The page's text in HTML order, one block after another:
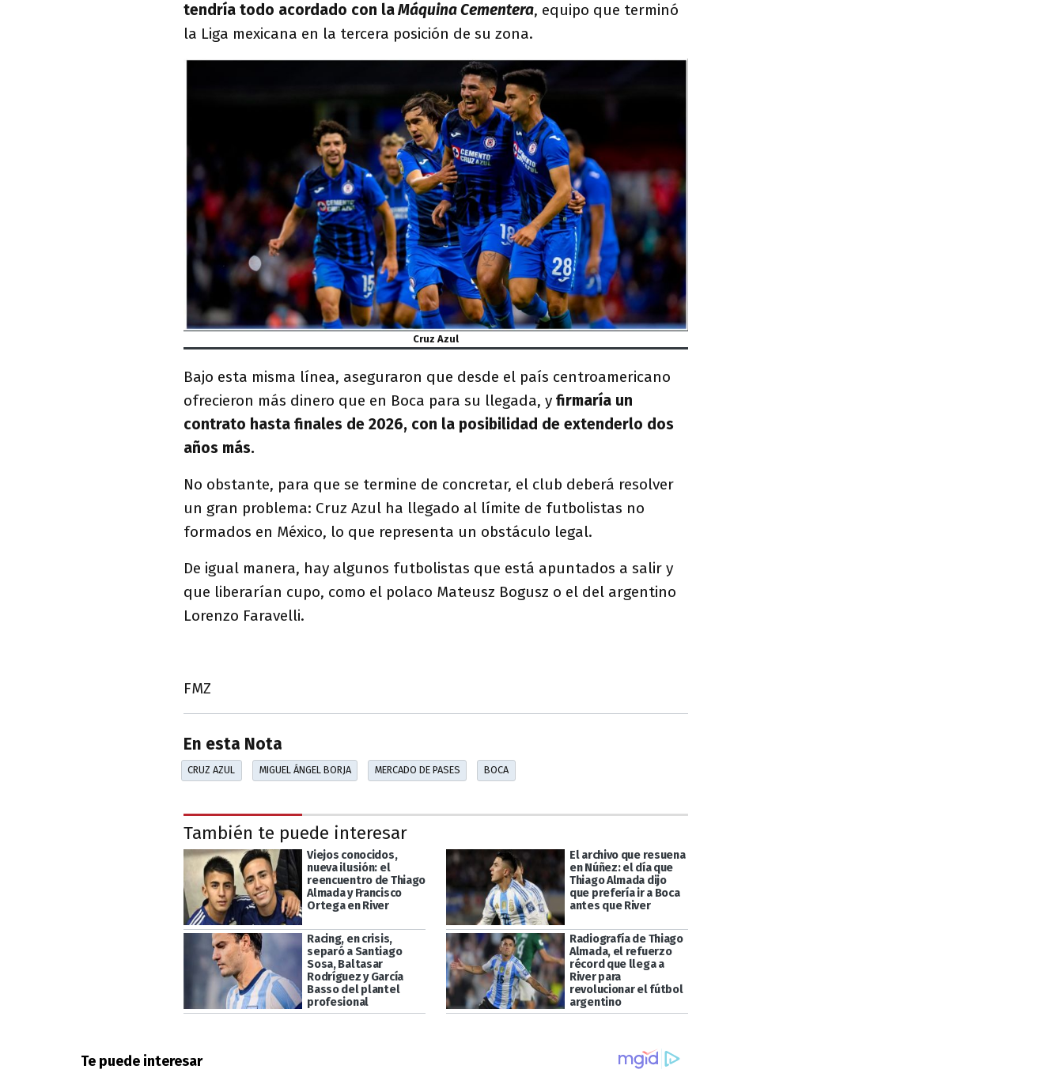
tendría todo acordado con laMáquina Cementera, equipo que terminó
la Liga mexicana en la tercera posición de su zona.
Cruz Azul
Bajo esta misma línea, aseguraron que desde el país centroamericano
ofrecieron más dinero que en Boca para su llegada, y firmaría un
contrato hasta finales de 2026, con la posibilidad de extenderlo dos
años más.
No obstante, para que se termine de concretar, el club deberá resolver
un gran problema: Cruz Azul ha llegado al límite de futbolistas no
formados en México, lo que representa un obstáculo legal.
De igual manera, hay algunos futbolistas que está apuntados a salir y
que liberarían cupo, como el polaco Mateusz Bogusz o el del argentino
Lorenzo Faravelli.
FMZ
En esta Nota
CRUZ AZUL MIGUEL ÁNGEL BORJA MERCADO DE PASES BOCA
También te puede interesar
Viejos conocidos,
nueva ilusión: el
reencuentro de Thiago
Almada y Francisco
Ortega en River
El archivo que resuena
en Núñez: el día que
Thiago Almada dijo
que prefería ir a Boca
antes que River
Racing, en crisis,
separó a Santiago
Sosa, Baltasar
Rodríguez y García
Basso del plantel
profesional
Radiografía de Thiago
Almada, el refuerzo
récord que llega a
River para
revolucionar el fútbol
argentino